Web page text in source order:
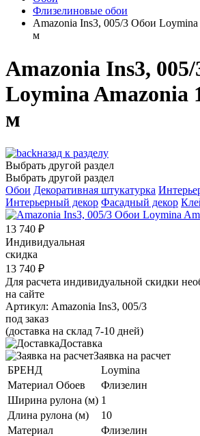
Флизелиновые обои
Amazonia Ins3, 005/3 Обои
м
Amazonia Ins3,
Loymina Amazonia
м
назад к разделу
Выбрать другой раздел
Выбрать другой раздел
Обои Декоративная штукатурка
Интерьерный декор Фасадный декор
13 740 ₽
Индивидуальная
скидка
13 740 ₽
Для расчета индивидуальной скидки
на сайте
Артикул: Amazonia Ins3, 005/3
под заказ
(доставка на склад 7-10 дней)
Доставка
Заявка на расчет
БРЕНД
Loymina
Материал Обоев
Флизелин
Ширина рулона (м) 1
Длина рулона (м)
10
Материал
Флизелин